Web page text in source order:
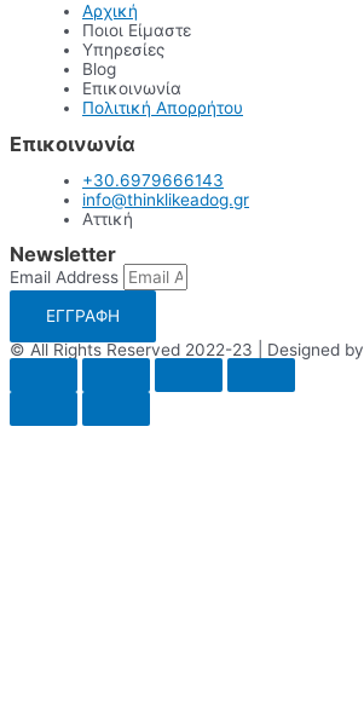
Αρχική
Ποιοι Είμαστε
Υπηρεσίες
Blog
Επικοινωνία
Πολιτική Απορρήτου
Επικοινωνία
+30.6979666143
info@thinklikeadog.gr
Αττική
Newsletter
Email Address
ΕΓΓΡΑΦΗ
© All Rights Reserved 2022-23 | Designed by